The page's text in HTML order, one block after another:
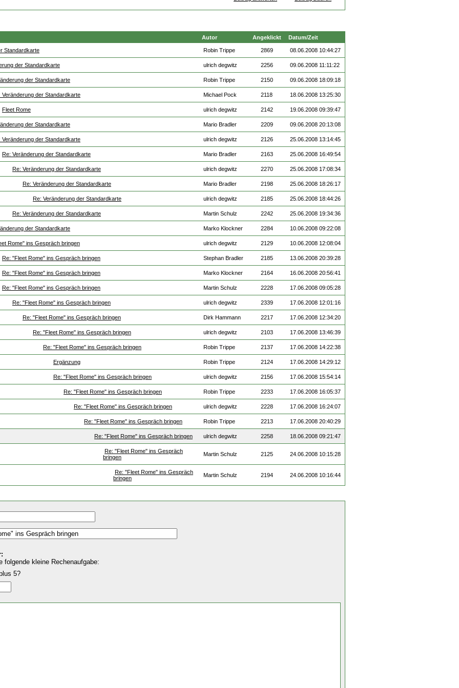
Autor Angeklickt Datum/Zeit
Standardkarte Robin Trippe 2869 08.06.2008 10:44:27
der Standardkarte ulrich degwitz 2256 09.06.2008 11:11:22
der Standardkarte Robin Trippe 2150 09.06.2008 18:09:18
Veränderung der Standardkarte Michael Pock 2118 18.06.2008 13:25:30
Fleet Rome ulrich degwitz 2142 19.06.2008 09:39:47
der Standardkarte Mario Bradler 2209 09.06.2008 20:13:08
Veränderung der Standardkarte ulrich degwitz 2126 25.06.2008 13:14:45
Re: Veränderung der Standardkarte Mario Bradler 2163 25.06.2008 16:49:54
Re: Veränderung der Standardkarte ulrich degwitz 2270 25.06.2008 17:08:34
Re: Veränderung der Standardkarte Mario Bradler 2198 25.06.2008 18:26:17
Re: Veränderung der Standardkarte ulrich degwitz 2185 25.06.2008 18:44:26
Re: Veränderung der Standardkarte Martin Schulz 2242 25.06.2008 19:34:36
der Standardkarte Marko Klockner 2284 10.06.2008 09:22:08
Rome" ins Gespräch bringen ulrich degwitz 2129 10.06.2008 12:08:04
Re: "Fleet Rome" ins Gespräch bringen Stephan Bradler 2185 13.06.2008 20:39:28
Re: "Fleet Rome" ins Gespräch bringen Marko Klockner 2164 16.06.2008 20:56:41
Re: "Fleet Rome" ins Gespräch bringen Martin Schulz 2228 17.06.2008 09:05:28
Re: "Fleet Rome" ins Gespräch bringen ulrich degwitz 2339 17.06.2008 12:01:16
Re: "Fleet Rome" ins Gespräch bringen Dirk Hammann 2217 17.06.2008 12:34:20
Re: "Fleet Rome" ins Gespräch bringen ulrich degwitz 2103 17.06.2008 13:46:39
Re: "Fleet Rome" ins Gespräch bringen Robin Trippe 2137 17.06.2008 14:22:38
Ergänzung Robin Trippe 2124 17.06.2008 14:29:12
Re: "Fleet Rome" ins Gespräch bringen ulrich degwitz 2156 17.06.2008 15:54:14
Re: "Fleet Rome" ins Gespräch bringen Robin Trippe 2233 17.06.2008 16:05:37
Re: "Fleet Rome" ins Gespräch bringen ulrich degwitz 2228 17.06.2008 16:24:07
Re: "Fleet Rome" ins Gespräch bringen Robin Trippe 2213 17.06.2008 20:40:29
Re: "Fleet Rome" ins Gespräch bringen ulrich degwitz 2258 18.06.2008 09:21:47
Re: "Fleet Rome" ins Gespräch
bringen
Martin Schulz 2125 24.06.2008 10:15:28
Re: "Fleet Rome" ins Gespräch
bringen
Martin Schulz 2194 24.06.2008 10:16:44
folgende kleine Rechenaufgabe:
5?